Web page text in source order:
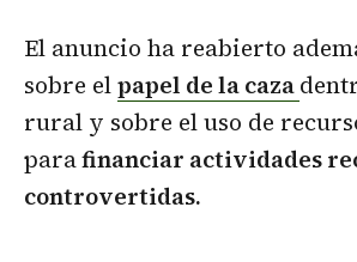
El anuncio ha reabierto
sobre elpapel de la caza
rural y sobre el uso de
parafinanciar actividades
controvertidas.